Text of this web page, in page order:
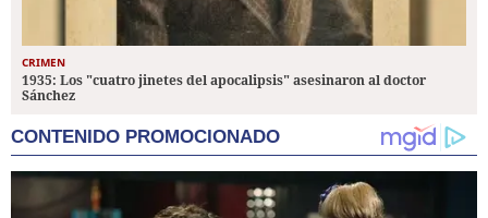
CRIMEN
1935: Los "cuatro jinetes del apocalipsis" asesinaron al doctor
Sánchez
CONTENIDO PROMOCIONADO